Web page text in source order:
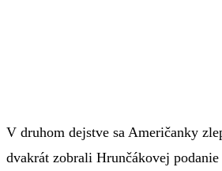
V druhom dejstve sa Američanky
dvakrát zobrali Hrunčákovej